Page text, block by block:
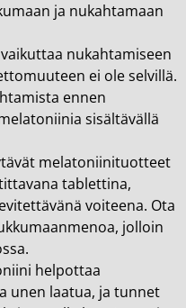
ja nukahtamaan
nukahtamiseen
ei ole selvillä.
ennen
sisältävällä
melatoniinituotteet
tablettina,
voiteena. Ota
jolloin
helpottaa
unen laatua, ja tunnet